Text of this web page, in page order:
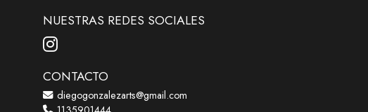
NUESTRAS REDES SOCIALES
CONTACTO
diegogonzalezarts@gmail.com